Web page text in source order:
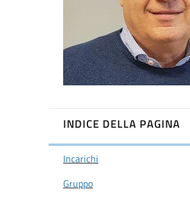
INDICE DELLA PAGINA
Incarichi
Gruppo